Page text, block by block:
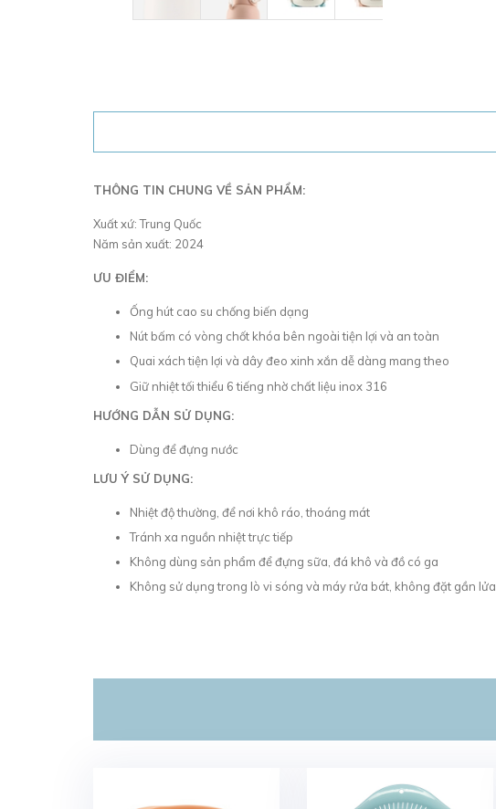
THÔNG TIN CHUNG VỀ SẢN PHẨM:
Xuất xứ: Trung Quốc
Năm sản xuất: 2024
ƯU ĐIỂM:
Ống hút cao su chống biến dạng
Nút bấm có vòng chốt khóa bên ngoài tiện lợi và an toàn
Quai xách tiện lợi và dây đeo xinh xắn dễ dàng mang theo
Giữ nhiệt tối thiểu 6 tiếng nhờ chất liệu inox 316
HƯỚNG DẪN SỬ DỤNG:
Dùng để đựng nước
LƯU Ý SỬ DỤNG:
Nhiệt độ thường, để nơi khô ráo, thoáng mát
Tránh xa nguồn nhiệt trực tiếp
Không dùng sản phẩm để đựng sữa, đá khô và đồ có ga
Không sử dụng trong lò vi sóng và máy rửa bát, không đặt gần lửa